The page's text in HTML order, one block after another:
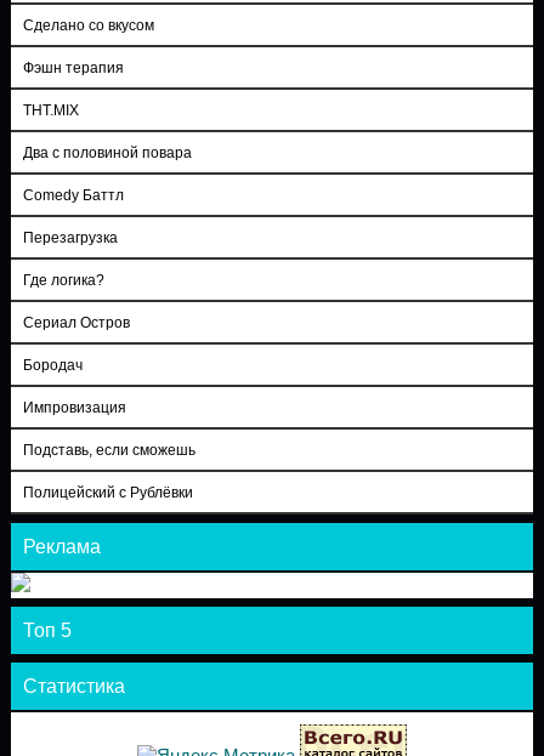
Сделано со вкусом
Фэшн терапия
ТНТ.MIX
Два с половиной повара
Comedy Баттл
Перезагрузка
Где логика?
Сериал Остров
Бородач
Импровизация
Подставь, если сможешь
Полицейский с Рублёвки
Реклама
Топ 5
Статистика